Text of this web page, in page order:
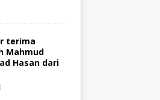
terima
Mahmud
Hasan dari